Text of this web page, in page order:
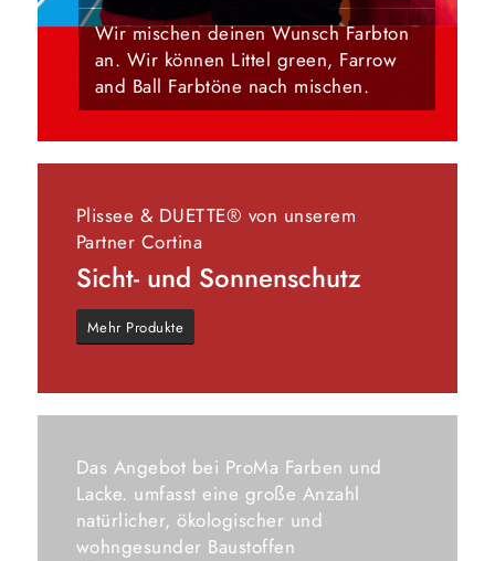
Wir mischen deinen Wunsch Farbton
an. Wir können Littel green, Farrow
and Ball Farbtöne nach mischen.
Plissee & DUETTE® von unserem
Partner Cortina
Sicht- und Sonnenschutz
Mehr Produkte
Das Angebot bei ProMa Farben und
Lacke. umfasst eine große Anzahl
natürlicher, ökologischer und
wohngesunder Baustoffen